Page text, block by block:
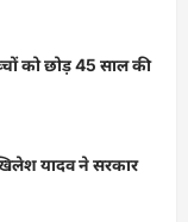
को छोड़ 45 साल की
यादव ने सरकार